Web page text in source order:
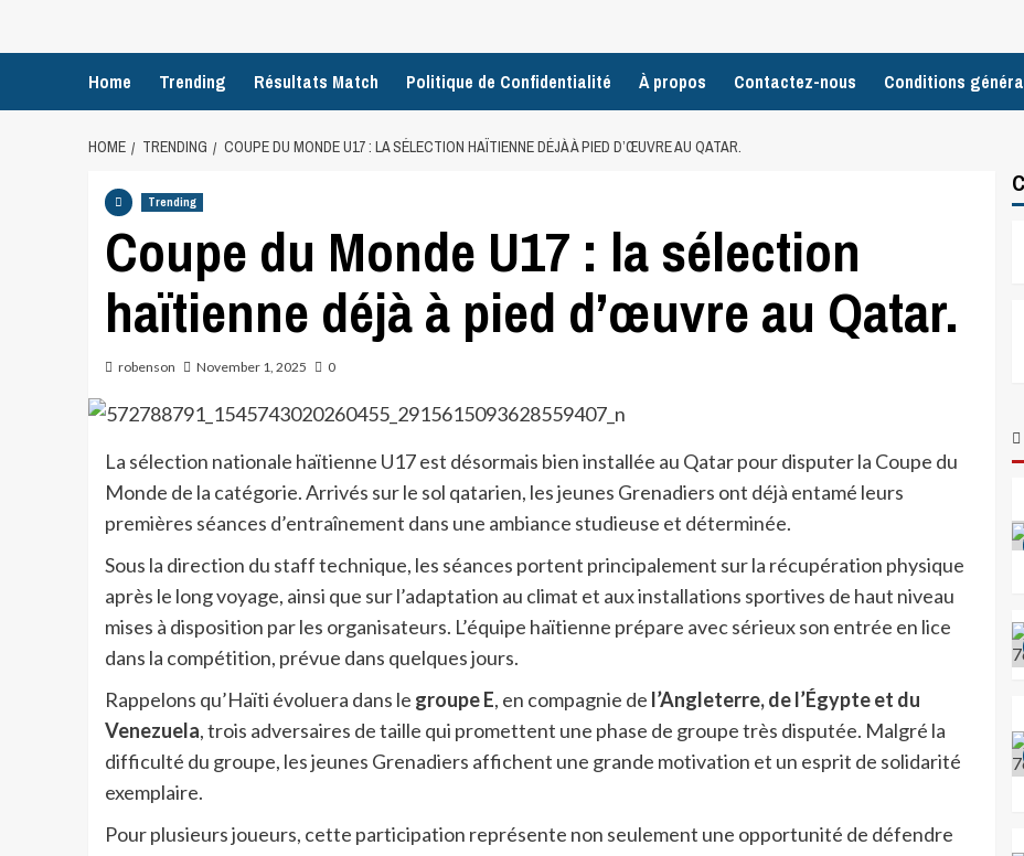
Home Trending Résultats Match Politique de Confidentialité À propos Contactez-nous Conditions
HOME TRENDING COUPE DU MONDE U17 : LA SÉLECTION HAÏTIENNE DÉJÀ À PIED D’ŒUVRE AU QATAR.
Trending
Coupe du Monde U17 : la sélection
haïtienne déjà à pied d’œuvre au Qatar.
robenson November 1, 2025 0
La sélection nationale haïtienne U17 est désormais bien installée au Qatar pour disputer la Coupe du
Monde de la catégorie. Arrivés sur le sol qatarien, les jeunes Grenadiers ont déjà entamé leurs
premières séances d’entraînement dans une ambiance studieuse et déterminée.
Sous la direction du staff technique, les séances portent principalement sur la récupération physique
après le long voyage, ainsi que sur l’adaptation au climat et aux installations sportives de haut niveau
mises à disposition par les organisateurs. L’équipe haïtienne prépare avec sérieux son entrée en lice
dans la compétition, prévue dans quelques jours.
Rappelons qu’Haïti évoluera dans le groupe E, en compagnie de l’Angleterre, de l’Égypte et du
Venezuela, trois adversaires de taille qui promettent une phase de groupe très disputée. Malgré la
difficulté du groupe, les jeunes Grenadiers affichent une grande motivation et un esprit de solidarité
exemplaire.
Pour plusieurs joueurs, cette participation représente non seulement une opportunité de défendre